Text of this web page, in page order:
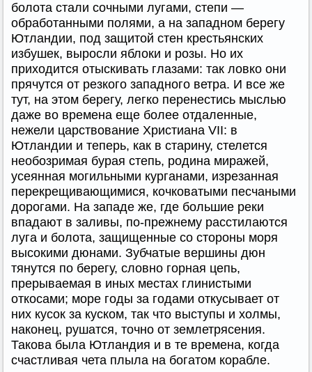
болота стали сочными лугами, степи —
обработанными полями, а на западном берегу
Ютландии, под защитой стен крестьянских
избушек, выросли яблоки и розы. Но их
приходится отыскивать глазами: так ловко они
прячутся от резкого западного ветра. И все же
тут, на этом берегу, легко перенестись мыслью
даже во времена еще более отдаленные,
нежели царствование Христиана VII: в
Ютландии и теперь, как в старину, стелется
необозримая бурая степь, родина миражей,
усеянная могильными курганами, изрезанная
перекрещивающимися, кочковатыми песчаными
дорогами. На западе же, где большие реки
впадают в заливы, по-прежнему расстилаются
луга и болота, защищенные со стороны моря
высокими дюнами. Зубчатые вершины дюн
тянутся по берегу, словно горная цепь,
прерываемая в иных местах глинистыми
откосами; море годы за годами откусывает от
них кусок за куском, так что выступы и холмы,
наконец, рушатся, точно от землетрясения.
Такова была Ютландия и в те времена, когда
счастливая чета плыла на богатом корабле.